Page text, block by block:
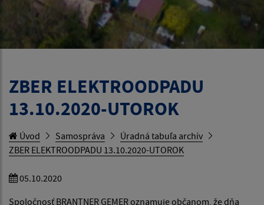
ZBER ELEKTROODPADU
13.10.2020-UTOROK
Úvod Samospráva
Úradná tabuľa archív
ZBER ELEKTROODPADU 13.10.2020-UTOROK
05.10.2020
Spoločnosť BRANTNER GEMER oznamuje občanom, že dňa